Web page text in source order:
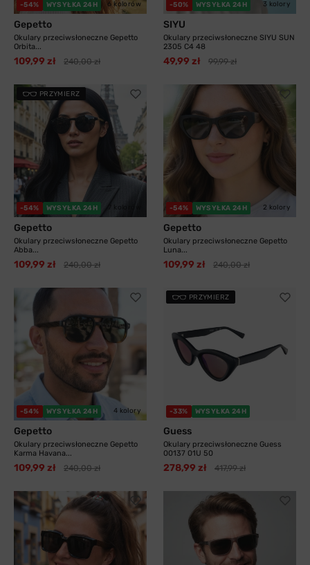
-54% WYSYŁKA 24H 6 kolorów
Gepetto
Okulary przeciwsłoneczne Gepetto
Orbita...
109,99 zł 240,00 zł
-50% WYSYŁKA 24H 3 kolory
SIYU
Okulary przeciwsłoneczne SIYU SUN
2305 C4 48
49,99 zł 99,99 zł
PRZYMIERZ
-54% WYSYŁKA 24H
Gepetto
Okulary przeciwsłoneczne Gepetto
Abba...
109,99 zł 240,00 zł
-54% WYSYŁKA 24H 2 kolory
Gepetto
Okulary przeciwsłoneczne Gepetto
Luna...
109,99 zł 240,00 zł
-54% WYSYŁKA 24H 4 kolory
Gepetto
Okulary przeciwsłoneczne Gepetto
Karma Havana...
109,99 zł 240,00 zł
PRZYMIERZ
-33% WYSYŁKA 24H
Guess
Okulary przeciwsłoneczne Guess
00137 01U 50
278,99 zł 417,99 zł